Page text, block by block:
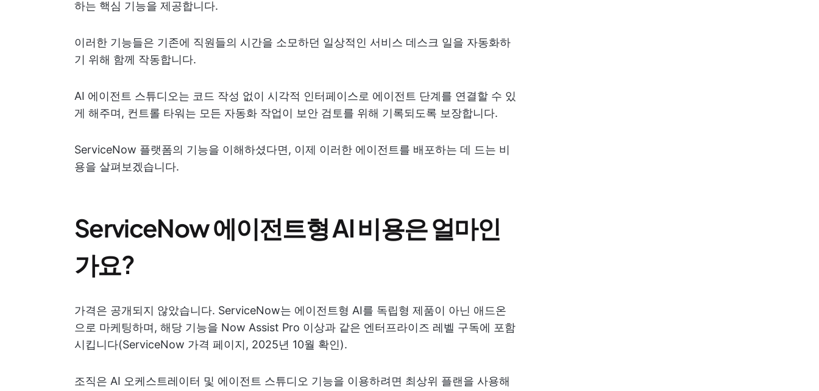
하는 핵심 기능을 제공합니다.
이러한 기능들은 기존에 직원들의 시간을 소모하던 일상적인 서비스 데스크 일을 자동화하
기 위해 함께 작동합니다.
AI 에이전트 스튜디오는 코드 작성 없이 시각적 인터페이스로 에이전트 단계를 연결할 수 있
게 해주며, 컨트롤 타워는 모든 자동화 작업이 보안 검토를 위해 기록되도록 보장합니다.
ServiceNow 플랫폼의 기능을 이해하셨다면, 이제 이러한 에이전트를 배포하는 데 드는 비
용을 살펴보겠습니다.
ServiceNow 에이전트형 AI 비용은 얼마인
가요?
가격은 공개되지 않았습니다. ServiceNow는 에이전트형 AI를 독립형 제품이 아닌 애드온
으로 마케팅하며, 해당 기능을 Now Assist Pro 이상과 같은 엔터프라이즈 레벨 구독에 포함
시킵니다(ServiceNow 가격 페이지, 2025년 10월 확인).
조직은 AI 오케스트레이터 및 에이전트 스튜디오 기능을 이용하려면 최상위 플랜을 사용해